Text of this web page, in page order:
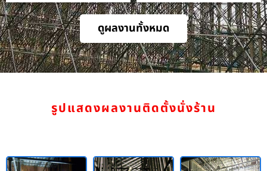
ดูผลงานทั้งหมด
รูปแสดงผลงานติดตั้งนั่งร้าน